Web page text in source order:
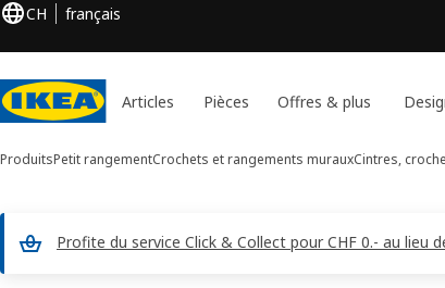
CH français
Articles Pièces Offres & plus
ProduitsPetit rangementCrochets et rangements murauxCintres,
Profite du service Click & Collect pour CHF 0.- au lieu